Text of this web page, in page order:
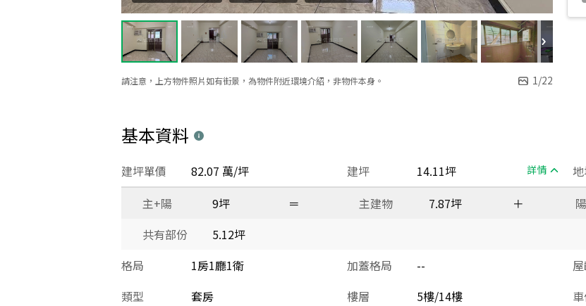
請注意，上方物件照片如有街景，為物件附近環境介紹，非物件本身。 1/22
基本資料
建坪 14.11坪 詳情
建坪單價 82.07 萬/坪
主+陽
9坪 ＝ 主建物 7.87坪 ＋
共有部份
5.12坪
格局
1房1廳1衛 加蓋格局 --
類型
套房 樓層 5樓/14樓